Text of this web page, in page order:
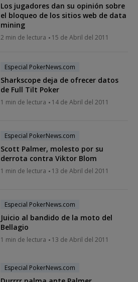
Los jugadores dan su opinión sobre
el bloqueo de los sitios web de data
mining
2 min de lectura 15 de Abril del 2011
Especial PokerNews.com
Sharkscope deja de ofrecer datos
de Full Tilt Poker
1 min de lectura 14 de Abril del 2011
Especial PokerNews.com
Scott Palmer, molesto por su
derrota contra Viktor Blom
1 min de lectura 13 de Abril del 2011
Especial PokerNews.com
Juicio al bandido de la moto del
Bellagio
1 min de lectura 13 de Abril del 2011
Especial PokerNews.com